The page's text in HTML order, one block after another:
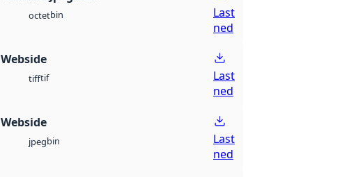
octetbin
Last
ned
Webside
tifftif
Last
ned
Webside
jpegbin
Last
ned